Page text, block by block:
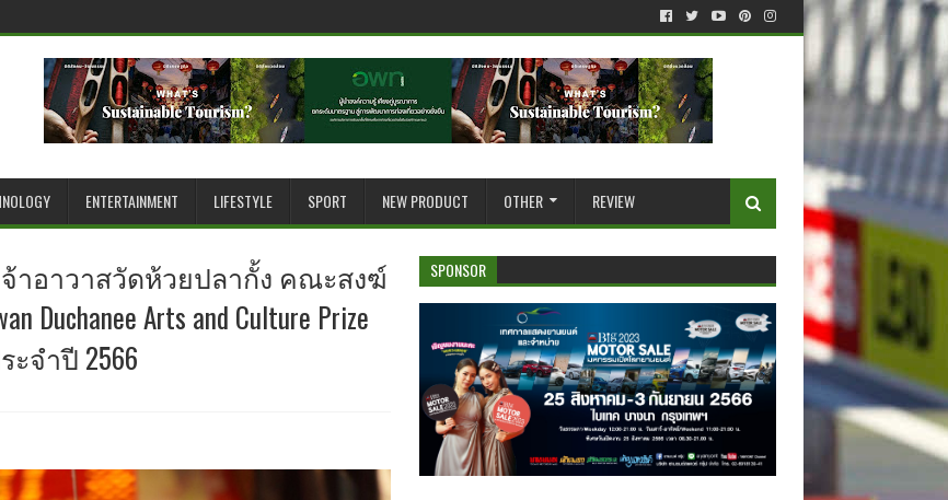
ENTERTAINMENT LIFESTYLE SPORT NEW PRODUCT OTHER REVIEW
าอาวาสวัดห้วยปลากั้ง คณะสงฆ์
Arts and Culture Prize
จำปี 2566
SPONSOR